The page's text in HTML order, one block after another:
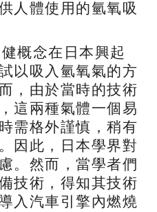
人體使用的氫氧吸
概念在日本興起
以吸入氫氧氣的方
，由於當時的技術
這兩種氣體一個易
需格外謹慎，稍有
因此，日本學界對
。然而，當學者們
技術，得知其技術
入汽車引擎內燃燒